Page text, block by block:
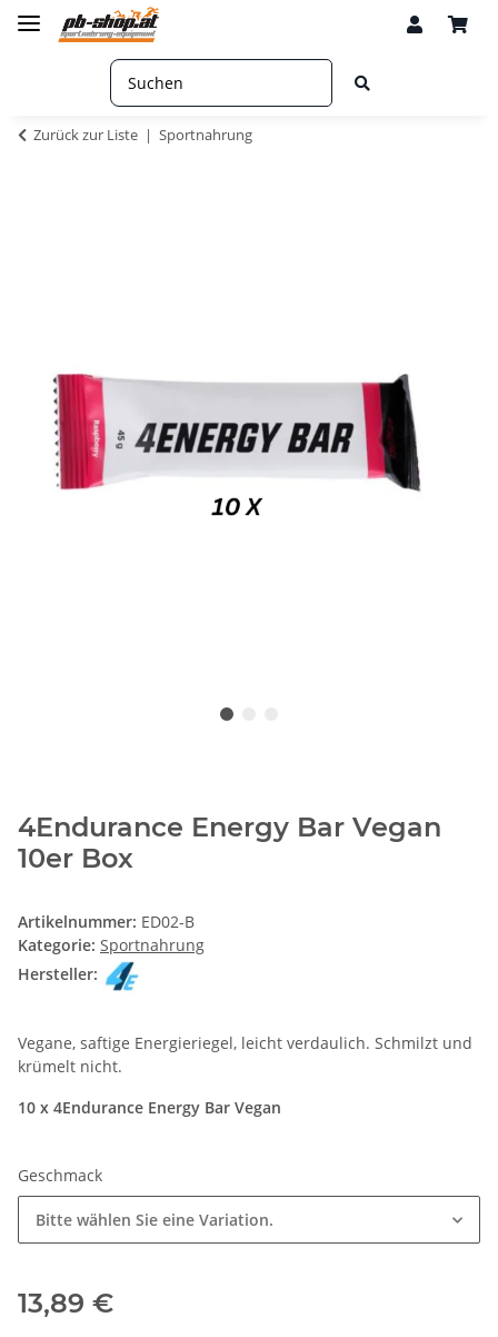
Zurück zur Liste Sportnahrung
4Endurance Energy Bar Vegan
10er Box
Artikelnummer: ED02-B
Kategorie: Sportnahrung
Hersteller:
Vegane, saftige Energieriegel, leicht verdaulich. Schmilzt und
krümelt nicht.
10 x 4Endurance Energy Bar Vegan
Geschmack
Bitte wählen Sie eine Variation.
13,89 €